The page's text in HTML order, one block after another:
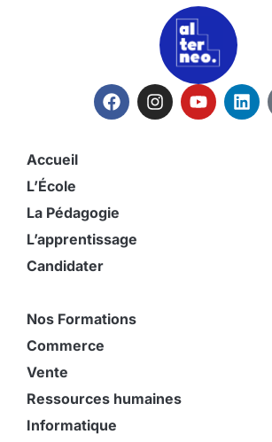
Accueil
L’École
La Pédagogie
L’apprentissage
Candidater
Nos Formations
Commerce
Vente
Ressources humaines
Informatique